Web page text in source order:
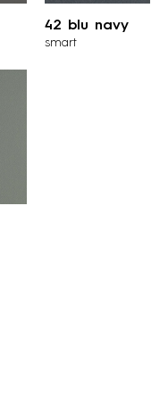
42 blu navy
smart